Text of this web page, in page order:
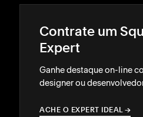
Contrate um
Expert
Ganhe destaque on-line
designer ou
ACHE O EXPERT IDEAL →
→